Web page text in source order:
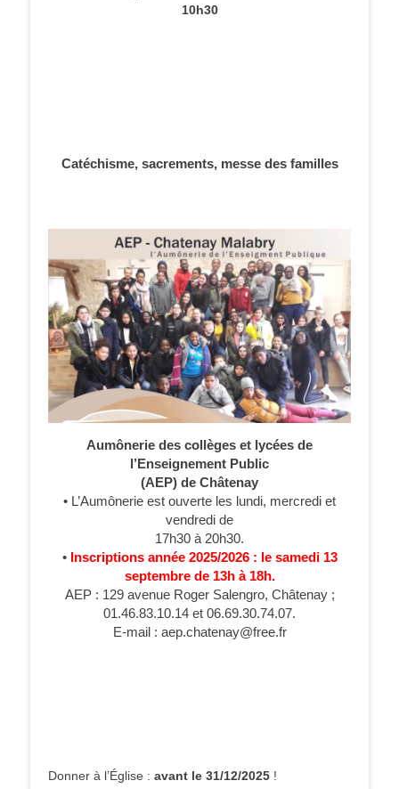
10h30
Catéchisme, sacrements, messe des familles
Aumônerie des collèges et lycées de
l’Enseignement Public
(AEP) de Châtenay
• L’Aumônerie est ouverte les lundi, mercredi et
vendredi de
17h30 à 20h30.
• Inscriptions année 2025/2026 : le samedi 13
septembre de 13h à 18h.
AEP : 129 avenue Roger Salengro, Châtenay ;
01.46.83.10.14 et 06.69.30.74.07.
E-mail : aep.chatenay@free.fr
Donner à l’Église : avant le 31/12/2025 !